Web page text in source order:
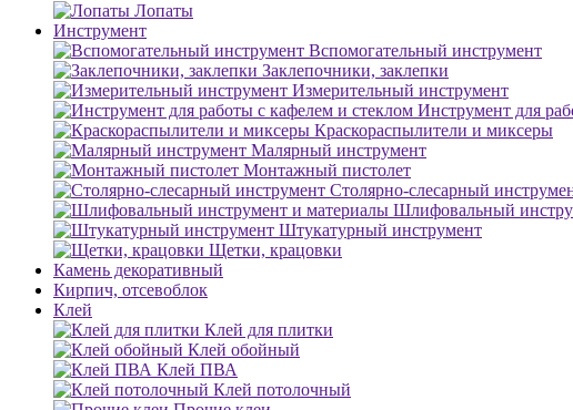
Лопаты
Инструмент
Вспомогательный инструмент
Заклепочники, заклепки
Измерительный инструмент
Инструмент для
Краскораспылители и миксеры
Малярный инструмент
Монтажный пистолет
Столярно-слесарный
Шлифовальный
Штукатурный инструмент
Щетки, крацовки
Камень декоративный
Кирпич, отсевоблок
Клей
Клей для плитки
Клей обойный
Клей ПВА
Клей потолочный